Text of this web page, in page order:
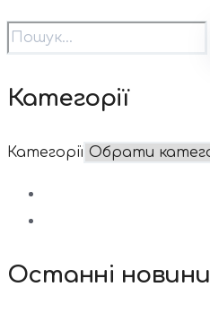
Категорії
Категорії
Останні новини